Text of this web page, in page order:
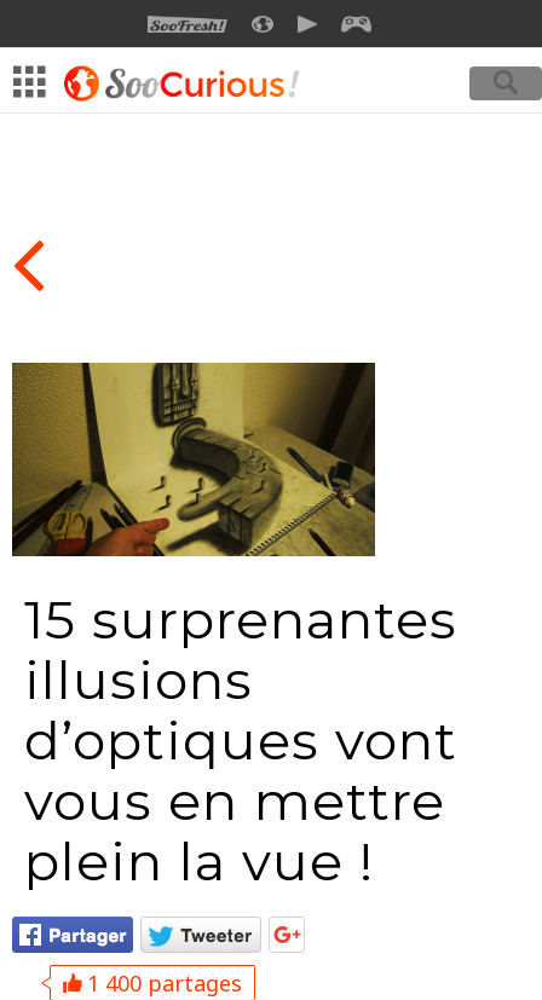
SOOFRESHSOOCURIOUSSOOMOTION
15 surprenantes
illusions
d’optiques vont
vous en mettre
plein la vue !
1 400 partages